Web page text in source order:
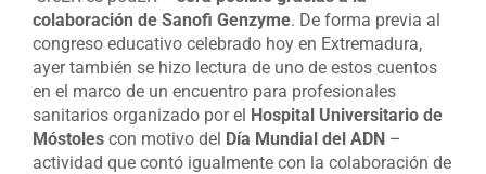
colaboración de Sanofi Genzyme. De forma previa al
congreso educativo celebrado hoy en Extremadura,
ayer también se hizo lectura de uno de estos cuentos
en el marco de un encuentro para profesionales
sanitarios organizado por el Hospital Universitario de
Móstoles con motivo del Día Mundial del ADN –
actividad que contó igualmente con la colaboración de